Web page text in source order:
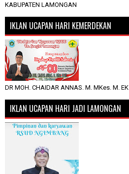
KABUPATEN LAMONGAN
IKLAN UCAPAN HARI KEMERDEKAN
DR MOH. CHAIDAR ANNAS. M. MKes. M. EK
IKLAN UCAPAN HARI JADI LAMONGAN